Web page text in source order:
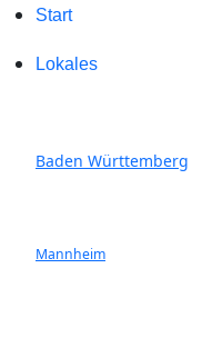
Start
Lokales
Baden Württemberg
Mannheim